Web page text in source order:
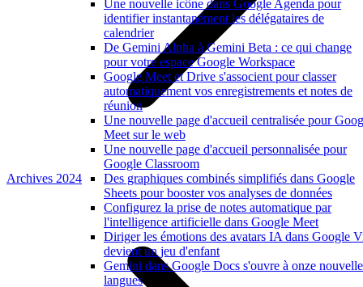
Une nouvelle icône dans Google Agenda pour
identifier instantanément les délégataires de
calendrier
De Gemini Alpha à Gemini Beta : ce qui change
pour votre espace Google Workspace
Google Meet et Drive s'associent pour classer
automatiquement vos enregistrements et notes de
réunion
Une nouvelle page d'accueil centralisée pour
Meet sur le web
Une nouvelle page d'accueil personnalisée pour
Google Classroom
Des graphiques combinés simplifiés dans Google
Sheets pour booster vos analyses de données
Configurez la prise de notes automatique par
l'intelligence artificielle dans Google Meet
Diriger les émotions des avatars IA dans Google
devient un jeu d'enfant
Gemini dans Google Docs s'ouvre à onze
langues
Archives 2024